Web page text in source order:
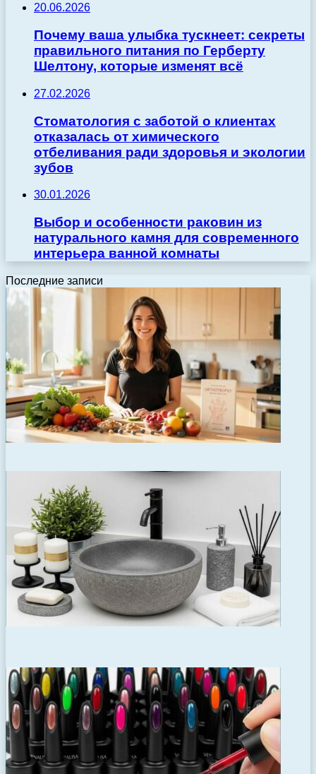
20.06.2026
Почему ваша улыбка тускнеет: секреты
правильного питания по Герберту
Шелтону, которые изменят всё
27.02.2026
Стоматология с заботой о клиентах
отказалась от химического
отбеливания ради здоровья и экологии
зубов
30.01.2026
Выбор и особенности раковин из
натурального камня для современного
интерьера ванной комнаты
Последние записи